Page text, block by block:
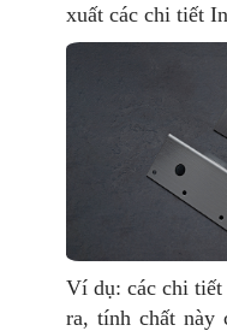
xuất các chi tiết
Ví dụ: các chi
ra, tính chất này